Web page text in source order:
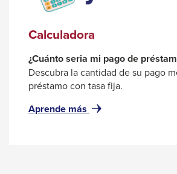
Calculadora
¿Cuánto seria mi pago de
Descubra la cantidad de su pago
préstamo con tasa fija.
Aprende más